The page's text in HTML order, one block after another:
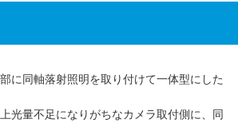
に同軸落射照明を取り付けて一体型にした
光量不足になりがちなカメラ取付側に、同